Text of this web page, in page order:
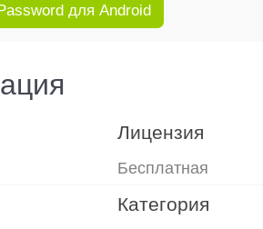
для Android
Лицензия
Бесплатная
Категория